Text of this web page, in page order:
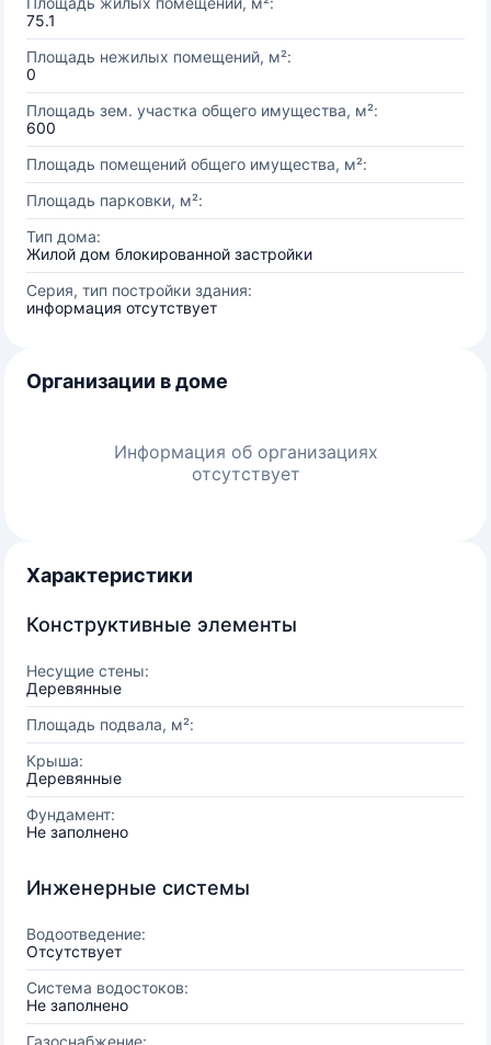
75.1
Площадь нежилых помещений, м²:
0
Площадь зем. участка общего имущества, м²:
600
Площадь помещений общего имущества, м²:
Площадь парковки, м²:
Тип дома:
Жилой дом блокированной застройки
Серия, тип постройки здания:
информация отсутствует
Организации в доме
Информация об организациях
отсутствует
Характеристики
Конструктивные элементы
Несущие стены:
Деревянные
Площадь подвала, м²:
Крыша:
Деревянные
Фундамент:
Не заполнено
Инженерные системы
Водоотведение:
Отсутствует
Система водостоков:
Не заполнено
Газоснабжение: